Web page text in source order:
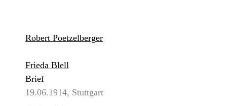
Robert Poetzelberger
Frieda Blell
Brief
19.06.1914, Stuttgart